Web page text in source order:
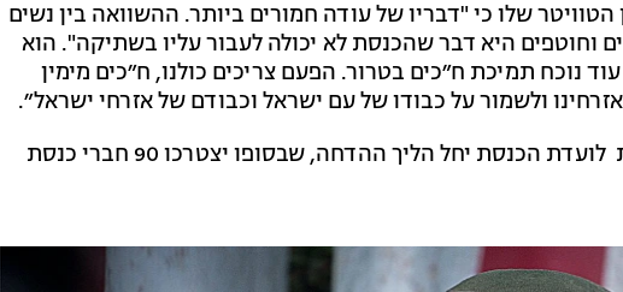
שלו כי "דבריו של עודה חמורים ביותר. ההשוואה בין נשים
וחוטפים היא דבר שהכנסת לא יכולה לעבור עליו בשתיקה". הוא
נוכח תמיכת ח״כים בטרור. הפעם צריכים כולנו, ח״כים מימין
ולשמור על כבודו של עם ישראל וכבודם של אזרחי ישראל״.
לאחר שיוגשו 70 חתימות של חברי כנסת לועדת הכנסת יחל הליך ההדחה, שבסופו יצטרכו 90 חברי כנסת